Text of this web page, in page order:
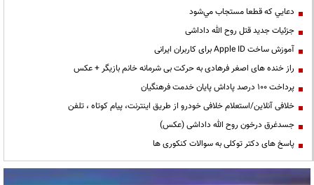
دعايي كه قطعا مستجاب مي‌شود
جزئیات جدید قتل روح الله داداشی
آموزش ساخت Apple ID برای کاربران ایرانی
راز خنده های اصغر فرهادی به حرکت بی شرمانه خانم بازیگر + عکس
پرداخت ۱۰۰ درصد پاداش پایان خدمت فرهنگیان
خلافی آنلاین/استعلام خلافی خودرو از طریق اینترنت، پیام کوتاه ، تلفن
جسدغرق درخون روح الله داداشی (عکس)
پاسخ های دکتر توکلی به سوالات کنکوری ها